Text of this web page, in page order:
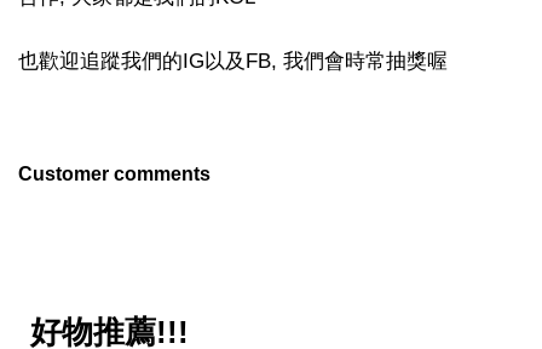
也歡迎追蹤我們的IG以及FB, 我們會時常抽獎喔
Customer comments
好物推薦!!!